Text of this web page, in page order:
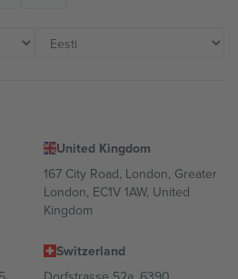
United Kingdom
167 City Road, London, Greater
London, EC1V 1AW, United
Kingdom
Switzerland